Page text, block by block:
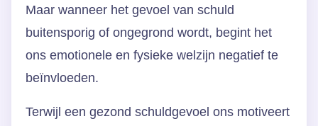
Maar wanneer het gevoel van schuld
buitensporig of ongegrond wordt, begint het
ons emotionele en fysieke welzijn negatief te
beïnvloeden.
Terwijl een gezond schuldgevoel ons motiveert